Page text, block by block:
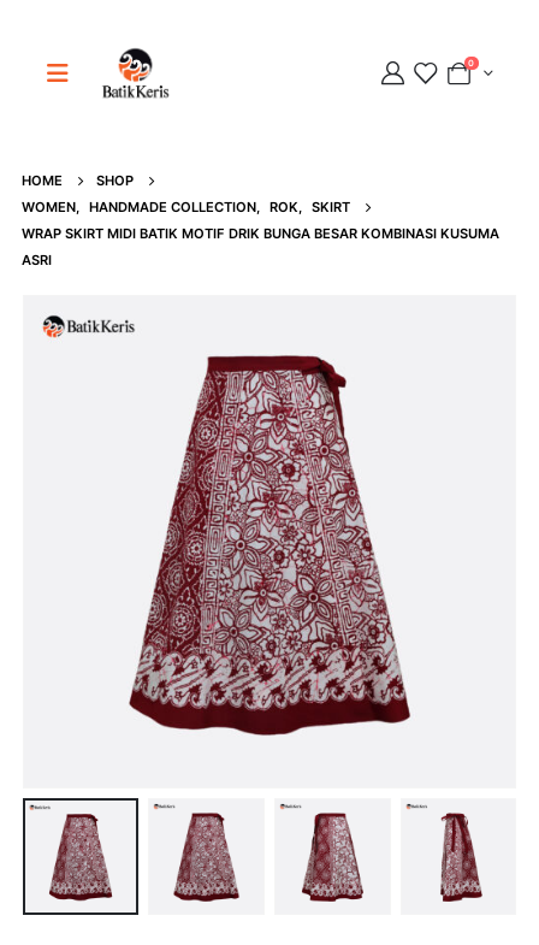
0
HOME
SHOP
WOMEN, HANDMADE COLLECTION, ROK, SKIRT
WRAP SKIRT MIDI BATIK MOTIF DRIK BUNGA BESAR KOMBINASI KUSUMA
ASRI
Adipati
Online